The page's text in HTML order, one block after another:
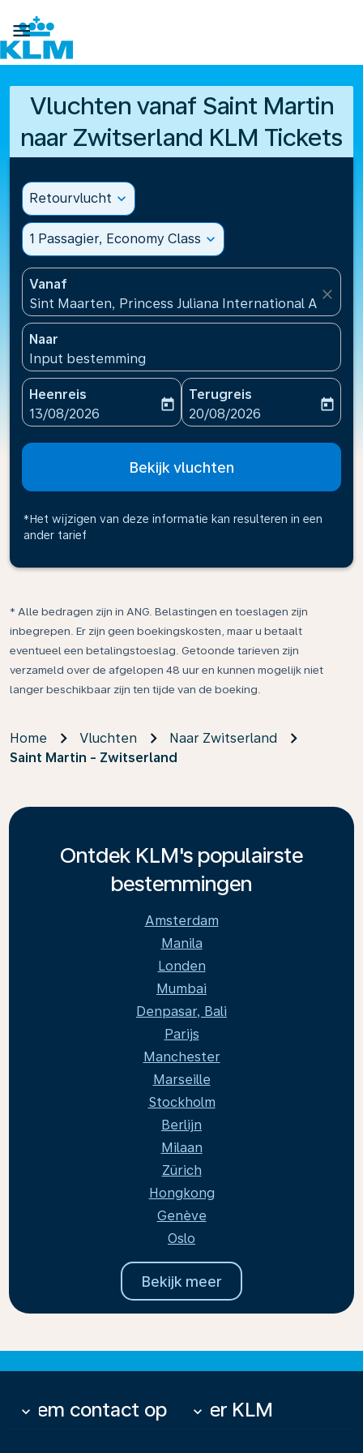

Vluchten vanaf Saint Martin
naar Zwitserland KLM Tickets
Retourvlucht expand_more
1 Passagier, Economy Class expand_more
Vanaf
Sint Maarten, Princess Juliana International
close
Naar
Input bestemming
Heenreis
fc-booking-departure-date-aria-label
13/08/2026
today
Terugreis
fc-booking-return-date-
20/08/2026
today
Bekijk vluchten
*Het wijzigen van deze informatie kan resulteren in een
ander tarief
* Alle bedragen zijn in ANG. Belastingen en toeslagen zijn
inbegrepen. Er zijn geen boekingskosten, maar u betaalt
eventueel een betalingstoeslag. Getoonde tarieven zijn
verzameld over de afgelopen 48 uur en kunnen mogelijk niet
langer beschikbaar zijn ten tijde van de boeking.
Home Vluchten
Naar Zwitserland
Saint Martin - Zwitserland
Ontdek KLM's populairste
bestemmingen
Amsterdam
Manila
Londen
Mumbai
Denpasar, Bali
Parijs
Manchester
Marseille
Stockholm
Berlijn
Milaan
Zürich
Hongkong
Genève
Oslo
Bekijk meer
Neem contact op
keyboard_arrow_down Over KLM
keyboard_arrow_down